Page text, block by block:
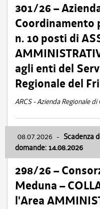
301/26 –
Coordinamento
n. 10 posti di
agli enti del
Regionale del
ARCS - Azienda Regionale
08.07.2026 - Scadenza
domande: 14.08.2026
298/26 –
Meduna –
l'Area